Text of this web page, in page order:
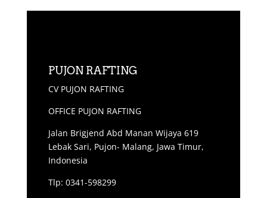
PUJON RAFTING
CV PUJON RAFTING
OFFICE PUJON RAFTING
Jalan Brigjend Abd Manan Wijaya 619
Lebak Sari, Pujon- Malang, Jawa Timur,
Indonesia
Tlp: 0341-598299